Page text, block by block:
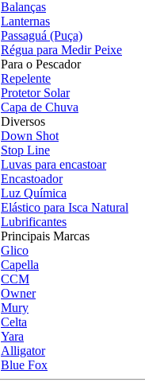
Balanças
Lanternas
Passaguá (Puça)
Régua para Medir Peixe
Para o Pescador
Repelente
Protetor Solar
Capa de Chuva
Diversos
Down Shot
Stop Line
Luvas para encastoar
Encastoador
Luz Química
Elástico para Isca Natural
Lubrificantes
Principais Marcas
Glico
Capella
CCM
Owner
Mury
Celta
Yara
Alligator
Blue Fox